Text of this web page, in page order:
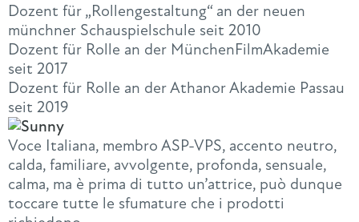
Dozent für „Rollengestaltung“ an der neuen
münchner Schauspielschule seit 2010
Dozent für Rolle an der MünchenFilmAkademie
seit 2017
Dozent für Rolle an der Athanor Akademie Passau
seit 2019
Voce Italiana, membro ASP-VPS, accento neutro,
calda, familiare, avvolgente, profonda, sensuale,
calma, ma è prima di tutto un’attrice, può dunque
toccare tutte le sfumature che i prodotti